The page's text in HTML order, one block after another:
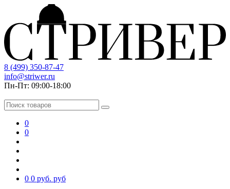
8 (499) 350-87-47
info@striwer.ru
Пн-Пт: 09:00-18:00
0
0
0 0 руб. руб